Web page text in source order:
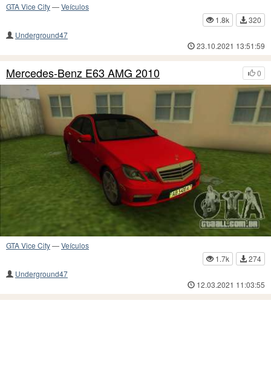
GTA Vice City—Veículos
1.8k
320
Underground47
23.10.2021 13:51:59
0
Mercedes-Benz E63 AMG 2010
GTA Vice City—Veículos
1.7k
274
Underground47
12.03.2021 11:03:55